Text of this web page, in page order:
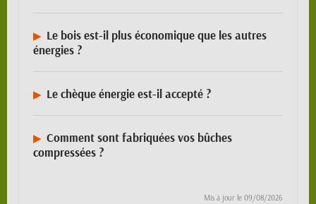
Le bois est-il plus économique que les autres
énergies ?
Le chèque énergie est-il accepté ?
Comment sont fabriquées vos bûches
compressées ?
Mis à jour le 09/08/2026